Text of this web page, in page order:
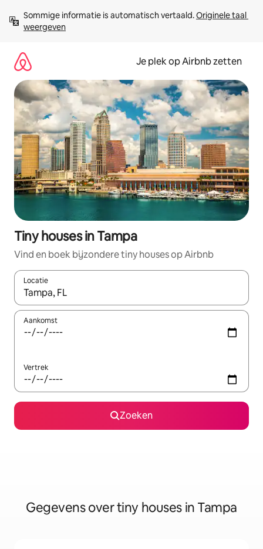
direct
naar
Sommige informatie is automatisch vertaald. Originele taal
weergeven
Je plek op Airbnb zetten
Tiny houses in Tampa
Vind en boek bijzondere tiny houses op Airbnb
Locatie
Wanneer er resultaten beschikbaar zijn, maak je een keuze
Aankomst
Vertrek
Zoeken
Gegevens over tiny houses in Tampa